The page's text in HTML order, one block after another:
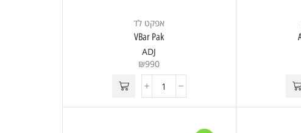
אפקט לד
VBar Pak
ADJ
₪990